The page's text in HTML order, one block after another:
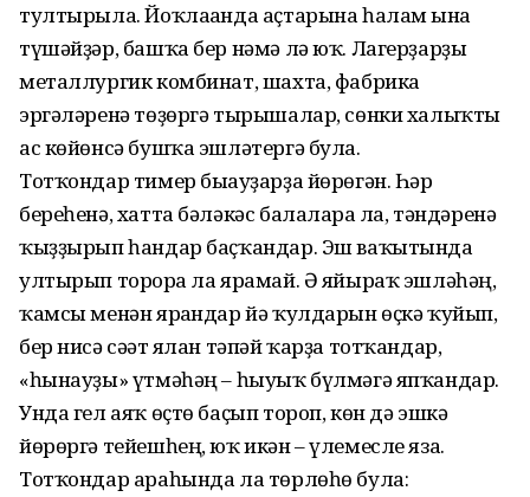
тултырыла. Йоҡлағанда аҫтарына һалам ғына
түшәйҙәр, башҡа бер нәмә лә юҡ. Лагер­ҙарҙы
металлургик комбинат, шахта, фабрика
эргәләренә төҙөргә тырышалар, сөнки халыҡты
ас көйөнсә бушҡа эшләтергә була.
Тотҡондар тимер бығауҙар­ҙа йөрөгән. Һәр
береһенә, хатта бәләкәс балаларға ла, тәндәренә
ҡыҙ­ҙырып һандар баҫҡандар. Эш ваҡытында
ултырып торорға ла ярамай. Ә яйыраҡ эшләһәң,
ҡамсы менән ярғандар йә ҡулдарын өҫкә ҡуйып,
бер нисә сәғәт ялан тәпәй ҡарҙа тотҡандар,
«һынауҙы» үтмәһәң – һыуыҡ бүлмәгә япҡандар.
Унда гел аяҡ өҫтө баҫып тороп, көн дә эшкә
йөрөргә тейеш­һең, юҡ икән – үлемесле яза.
Тотҡондар араһында ла төрлө­һө була: